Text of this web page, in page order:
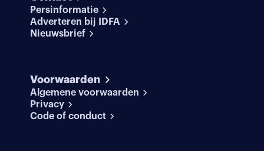
Persinformatie
Adverteren bij IDFA
Nieuwsbrief
Voorwaarden
Algemene voorwaarden
Privacy
Code of conduct